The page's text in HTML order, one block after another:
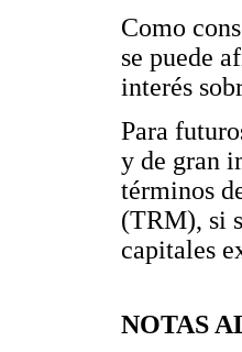
Como
se puede
interés
Para
y de gran
términos
(TRM), si
capitales
NOTAS